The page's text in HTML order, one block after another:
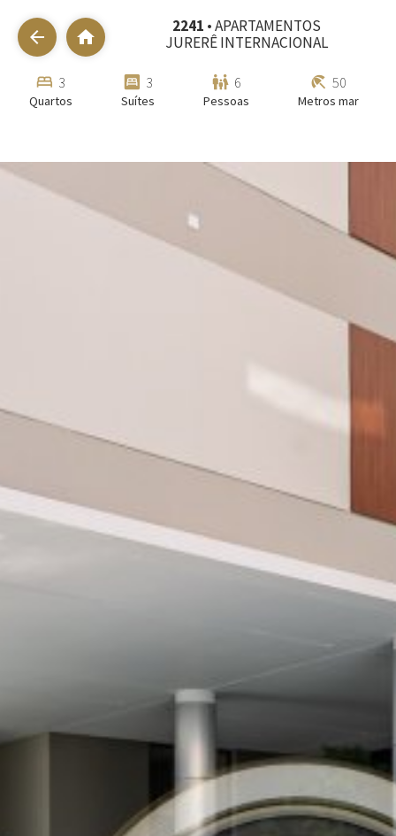
arrow_back home
2241 • APARTAMENTOS
JURERÊ INTERNACIONAL
bed 3
Quartos
bedroom_parent 3
Suítes
family_restroom 6
Pessoas
beach_access 50
Metros mar